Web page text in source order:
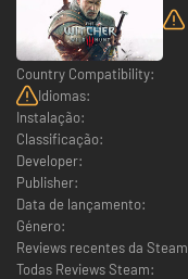
Country Compatibility:
Idiomas:
Instalação:
Classificação:
Developer:
Publisher:
Data de lançamento:
Género:
Reviews recentes da
Todas Reviews Steam: